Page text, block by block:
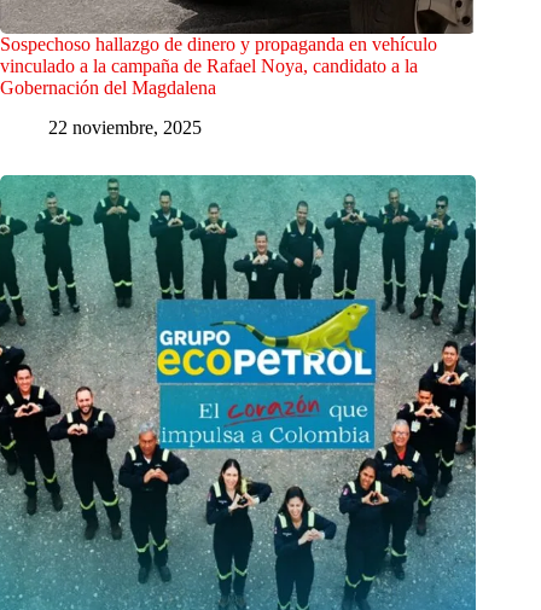
Sospechoso hallazgo de dinero y propaganda en vehículo
vinculado a la campaña de Rafael Noya, candidato a la
Gobernación del Magdalena
22 noviembre, 2025